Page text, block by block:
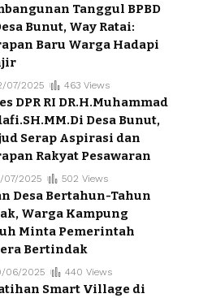
Tanggul BPBD
Bunut, Way Ratai:
Baru Warga Hadapi
07/2025 463 Views
DPR RI DR.H.Muhammad
Desa Bunut,
Serap Aspirasi dan
Rakyat Pesawaran
07/2025 502 Views
Desa Bertahun-Tahun
Warga Kampung
Minta Pemerintah
Bertindak
06/2025 440 Views
Smart Village di